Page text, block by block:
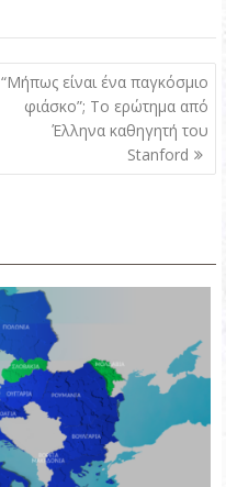
“Μήπως είναι ένα παγκόσμιο
φιάσκο”; Το ερώτημα από
Έλληνα καθηγητή του
Stanford